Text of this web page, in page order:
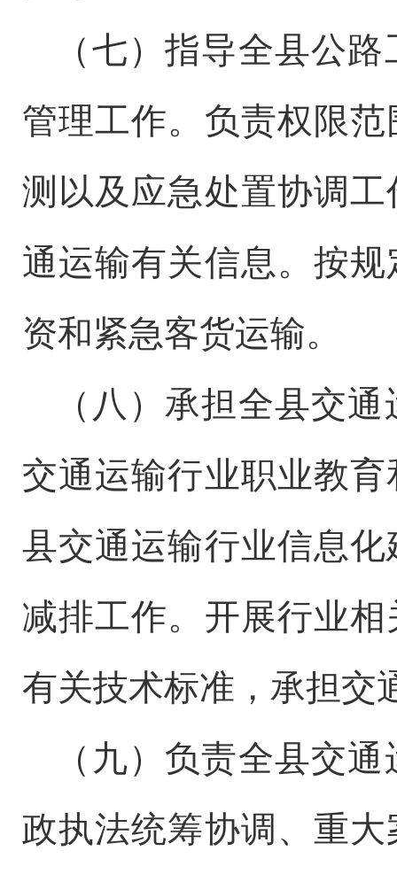
（七）指导全县公路
管理工作。负责权限范
测 以及 应急处置协调工
通运输有关信息。按规
资和紧急客货运输。
（ 八 ）承担全县交通
交通运输行业职业教
县交通运输行业信息
减排工作。开展行业
有关技术标准，承担交
（九） 负责全县交
政执法统筹协调、重